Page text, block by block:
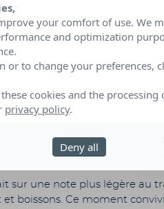
du suc à partir d’indices
décrypteraient une
sur une exposition sur
trésors un intervenant expert
sur une note plus légère au
boissons. Ce moment
your comfort of use. We
and optimization
or to change your preferences,
cookies and the processing
privacy policy.
Deny all